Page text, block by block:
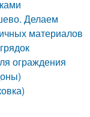
Делаем
материалов
ограждения